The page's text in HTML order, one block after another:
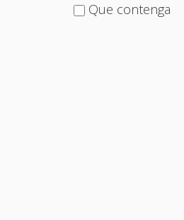
Que contenga